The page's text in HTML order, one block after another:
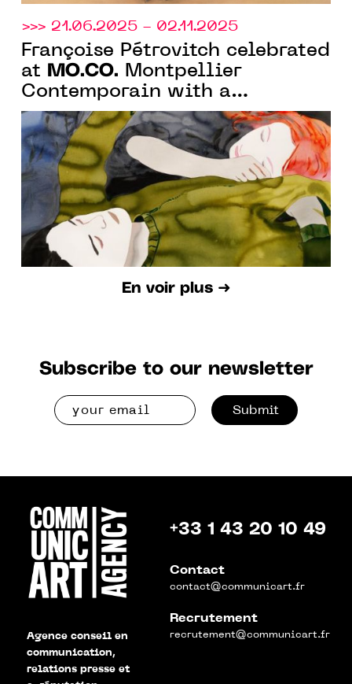
>>> 21.06.2025 - 02.11.2025
Françoise Pétrovitch celebrated
at MO.CO. Montpellier
Contemporain with a
monographic show of 130
works
En voir plus ➜
Subscribe to our newsletter
Submit
Agence conseil en
communication,
relations presse et
+33 1 43 20 10 49
Contact
contact@communicart.fr
Recrutement
recrutement@communicart.fr